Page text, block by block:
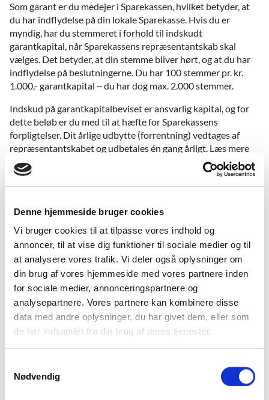
Denne hjemmeside bruger cookies
Vi bruger cookies til at tilpasse vores indhold og
annoncer, til at vise dig funktioner til sociale medier og til
at analysere vores trafik. Vi deler også oplysninger om
din brug af vores hjemmeside med vores partnere inden
for sociale medier, annonceringspartnere og
analysepartnere. Vores partnere kan kombinere disse
data med andre oplysninger, du har givet dem, eller som
de har indsamlet fra din brug af deres tjenester.
Nødvendig
Som garant er du medejer i Sparekassen, hvilket betyder, at
du har indflydelse på din lokale Sparekasse. Hvis du er
myndig, har du stemmeret i forhold til indskudt
garantkapital, når Sparekassens repræsentantskab skal
vælges. Det betyder, at din stemme bliver hørt, og at du har
indflydelse på beslutningerne. Du har 100 stemmer pr. kr.
1.000,- garantkapital – du har dog max. 2.000 stemmer.
Indskud på garantkapitalbeviset er ansvarlig kapital, og for
dette beløb er du med til at hæfte for Sparekassens
forpligtelser. Dit årlige udbytte (forrentning) vedtages af
repræsentantskabet og udbetales én gang årligt. Læs mere
herom ovenfor i Forrentning af garantkapital og Politik for
forrentning.
indtræde som Garant mod indbetaling af mindst kr. 1.000,-
tilknyttes en pensionsopsparing eller en børneopsparing.
Indløsning af garantkapital skal, ifølge vedtægterne,
godkendes af Sparekassens bestyrelse.
Med garantkapital får du en solid investering i
lokalsamfundet og mulighed en lang række fordele. Se mere
under garantfordele.